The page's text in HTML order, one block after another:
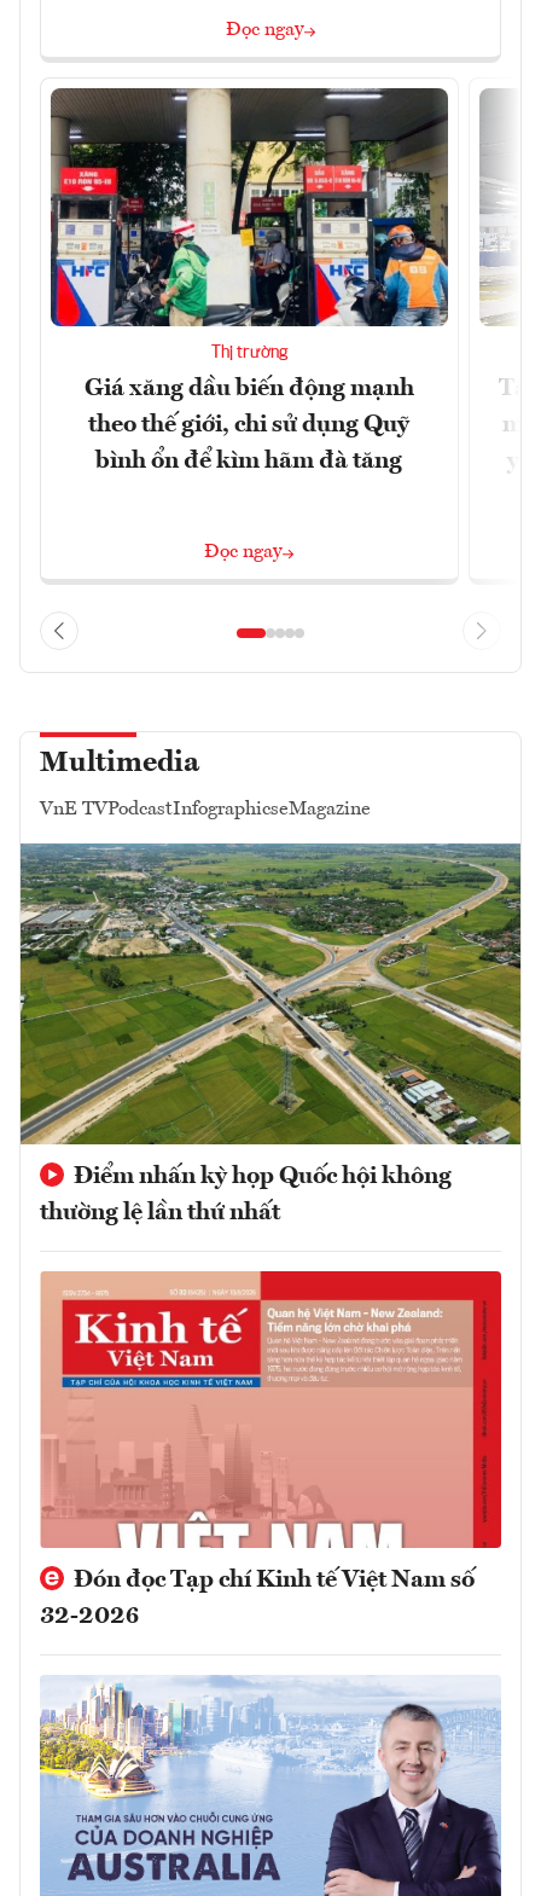
Đọc ngay
Thị trường
Giá xăng dầu biến động mạnh
theo thế giới, chi sử dụng Quỹ
bình ổn để kìm hãm đà tăng
Đọc ngay
Multimedia
VnE TVPodcastInfographicseMagazine
Điểm nhấn kỳ họp Quốc hội không
thường lệ lần thứ nhất
Đón đọc Tạp chí Kinh tế Việt Nam số
32-2026